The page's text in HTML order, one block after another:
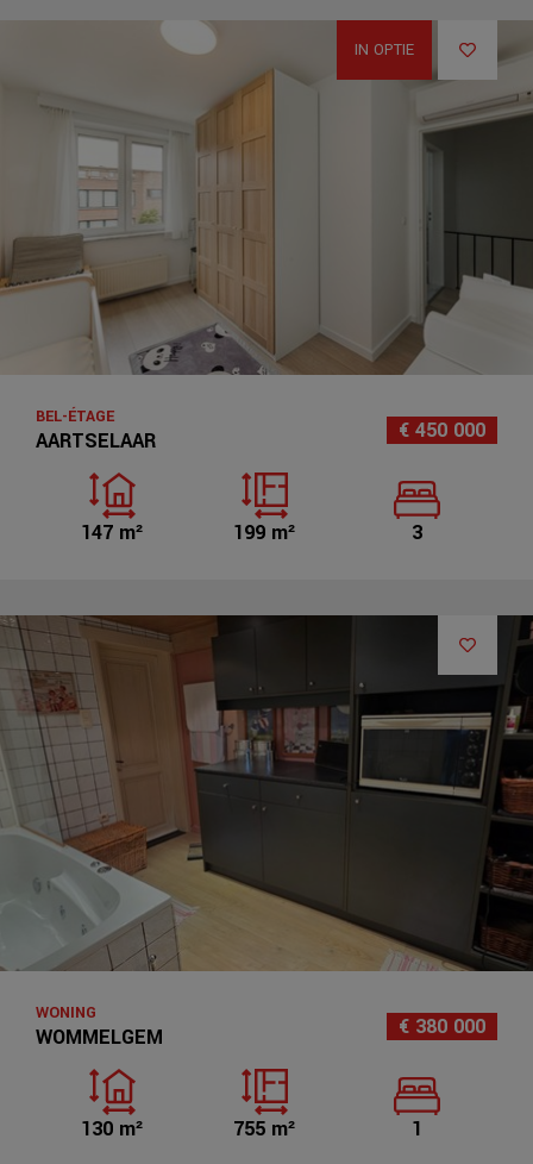
IN OPTIE
€ 450 000
AARTSELAAR
BEL-ÉTAGE
3
199 m²
147 m²
€ 380 000
WOMMELGEM
WONING
1
755 m²
130 m²